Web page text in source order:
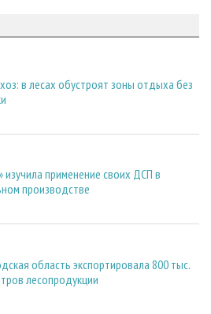
в лесах обустроят зоны отдыха без
изучила применение своих ДСП в
производстве
область экспортировала 800 тыс.
лесопродукции